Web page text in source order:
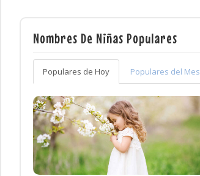
Nombres De Niñas Populares
Populares de Hoy Populares del Mes